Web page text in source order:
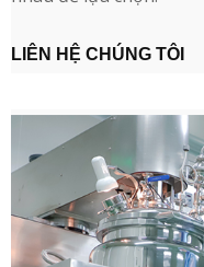
LIÊN HỆ CHÚNG TÔI